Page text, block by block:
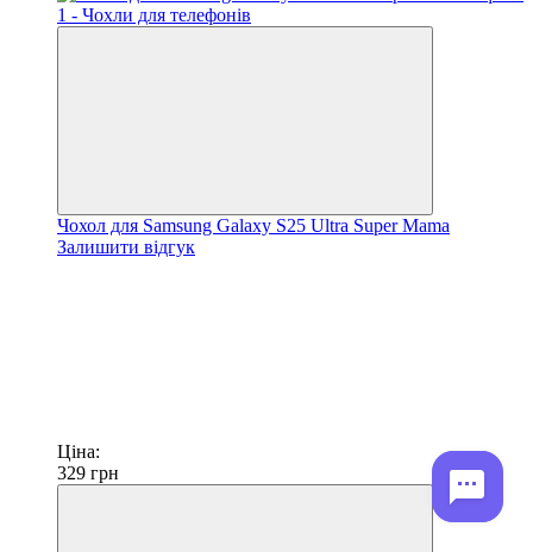
Чохол для Samsung Galaxy S25 Ultra Super Mama
Залишити відгук
Ціна:
329 грн